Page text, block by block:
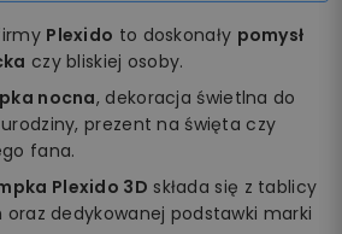
Plexido to doskonały pomysł
czy bliskiej osoby.
nocna, dekoracja świetlna do
prezent na święta czy
fana.
Plexido 3D składa się z tablicy
dedykowanej podstawki marki